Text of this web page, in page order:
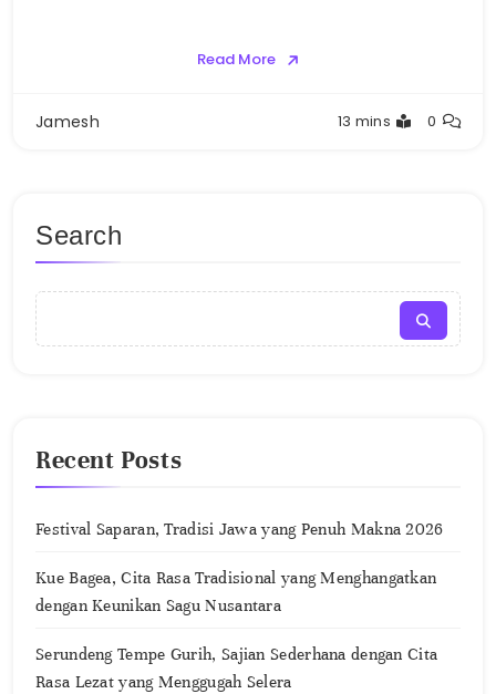
Read More
Jamesh 13 mins 0
Search
Recent Posts
Festival Saparan, Tradisi Jawa yang Penuh Makna 2026
Kue Bagea, Cita Rasa Tradisional yang Menghangatkan
dengan Keunikan Sagu Nusantara
Serundeng Tempe Gurih, Sajian Sederhana dengan Cita
Rasa Lezat yang Menggugah Selera